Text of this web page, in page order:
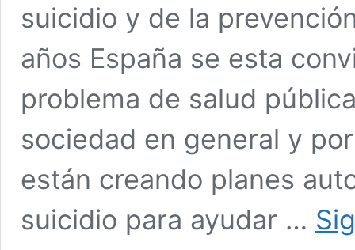
suicidio y de la
años España se esta
problema de salud
sociedad en general y
están creando planes
suicidio para ayudar …